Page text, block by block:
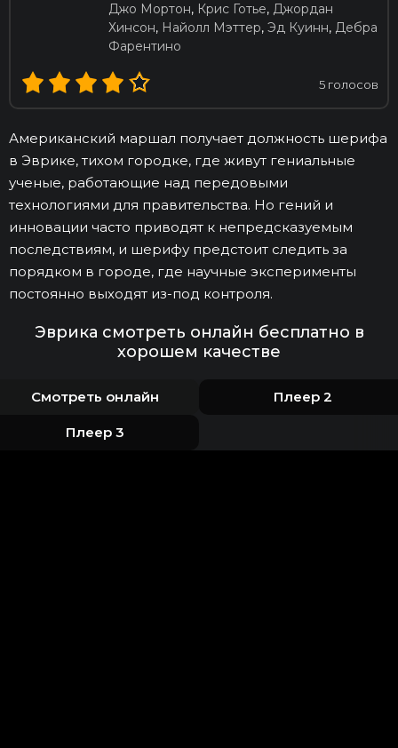
Джо Мортон, Крис Готье, Джордан
Хинсон, Найолл Мэттер, Эд Куинн, Дебра
Фарентино
5 голосов
Американский маршал получает должность шерифа
в Эврике, тихом городке, где живут гениальные
ученые, работающие над передовыми
технологиями для правительства. Но гений и
инновации часто приводят к непредсказуемым
последствиям, и шерифу предстоит следить за
порядком в городе, где научные эксперименты
постоянно выходят из-под контроля.
Эврика смотреть онлайн бесплатно в
хорошем качестве
Смотреть онлайн Плеер 2
Плеер 3